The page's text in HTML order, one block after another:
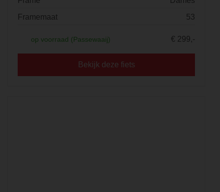
Framemaat
53
op voorraad (Passewaaij) € 299,-
Bekijk deze fiets